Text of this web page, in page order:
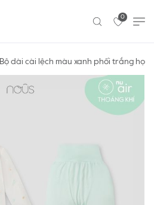
0
Bộ dài cài lệch màu xanh phối trắng họa